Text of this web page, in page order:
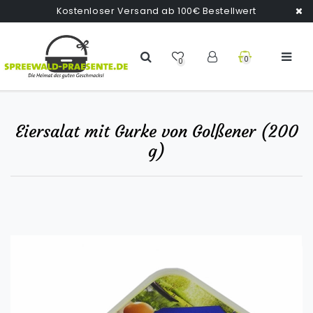
Kostenloser Versand ab 100€ Bestellwert
0 0
Eiersalat mit Gurke von Golßener (200
g)